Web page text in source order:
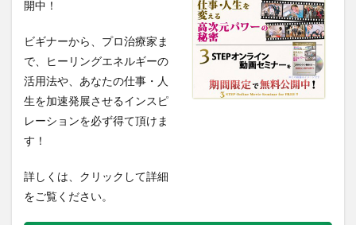
開中！
ビギナーから、プロ治療家ま
で、ヒーリングエネルギーの
活用法や、あなたの仕事・人
生を加速発展させるインスピ
レーションを必ず得て頂けま
す！
詳しくは、クリックして詳細
をご覧ください。